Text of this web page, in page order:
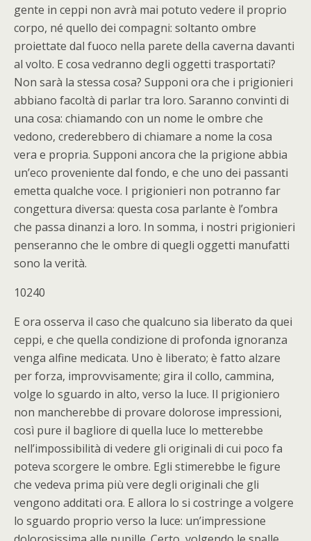
gente in ceppi non avrà mai potuto vedere il proprio
corpo, né quello dei compagni: soltanto ombre
proiettate dal fuoco nella parete della caverna davanti
al volto. E cosa vedranno degli oggetti trasportati?
Non sarà la stessa cosa? Supponi ora che i prigionieri
abbiano facoltà di parlar tra loro. Saranno convinti di
una cosa: chiamando con un nome le ombre che
vedono, crederebbero di chiamare a nome la cosa
vera e propria. Supponi ancora che la prigione abbia
un’eco proveniente dal fondo, e che uno dei passanti
emetta qualche voce. I prigionieri non potranno far
congettura diversa: questa cosa parlante è l’ombra
che passa dinanzi a loro. In somma, i nostri prigionieri
penseranno che le ombre di quegli oggetti manufatti
sono la verità.
10240
E ora osserva il caso che qualcuno sia liberato da quei
ceppi, e che quella condizione di profonda ignoranza
venga alfine medicata. Uno è liberato; è fatto alzare
per forza, improvvisamente; gira il collo, cammina,
volge lo sguardo in alto, verso la luce. Il prigioniero
non mancherebbe di provare dolorose impressioni,
così pure il bagliore di quella luce lo metterebbe
nell’impossibilità di vedere gli originali di cui poco fa
poteva scorgere le ombre. Egli stimerebbe le figure
che vedeva prima più vere degli originali che gli
vengono additati ora. E allora lo si costringe a volgere
lo sguardo proprio verso la luce: un’impressione